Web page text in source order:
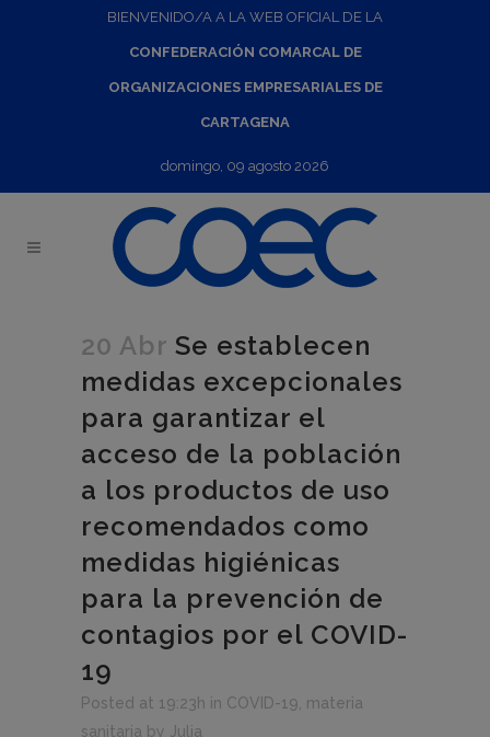
BIENVENIDO/A A LA WEB OFICIAL DE LA
CONFEDERACIÓN COMARCAL DE
ORGANIZACIONES EMPRESARIALES DE
CARTAGENA
domingo, 09 agosto 2026
20 Abr Se establecen
medidas excepcionales
para garantizar el
acceso de la población
a los productos de uso
recomendados como
medidas higiénicas
para la prevención de
contagios por el COVID-
19
Posted at 19:23h in COVID-19 materia
sanitaria by Julia